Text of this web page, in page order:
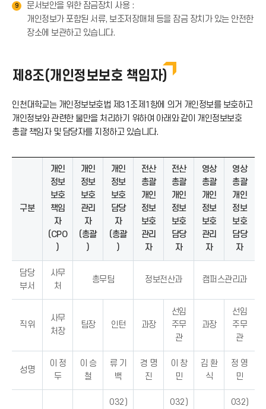
9
문서보안을 위한 잠금장치 사용 :
개인정보가 포함된 서류, 보조저장매체 등을 잠금 장치가 있는 안전한
장소에 보관하고 있습니다.
제8조(개인정보보호 책임자)
인천대학교는 개인정보보호법 제31조제1항에 의거 개인정보를 보호하고
개인정보와 관련한 불만을 처리하기 위하여 아래와 같이 개인정보보호
총괄 책임자 및 담당자를 지정하고 있습니다.
구분
개인
정보
보호
책임
자
(CPO
)
개인
정보
보호
관리
자
(총괄
)
개인
정보
보호
담당
자
(총괄
)
전산
총괄
개인
정보
보호
관리
자
전산
총괄
개인
정보
보호
담당
자
영상
총괄
개인
정보
보호
관리
자
영상
총괄
개인
정보
보호
담당
자
담당
부서
사무
처
총무팀 정보전산과 캠퍼스관리과
직위
사무
처장
팀장 인턴 과장
선임
주무
관
과장
선임
주무
관
성명
이 정
두
이 승
철
류 기
백
경 명
진
이 창
민
김 환
식
정 영
민
032)
032)
032)